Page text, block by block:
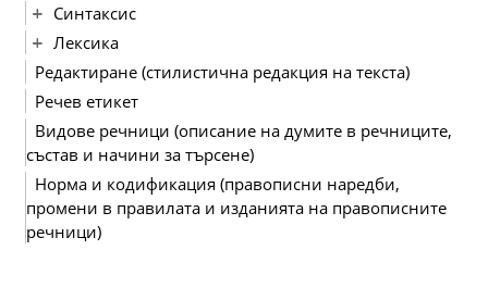
Синтаксис
Лексика
Редактиране (стилистична редакция на текста)
Речев етикет
Видове речници (описание на думите в речниците,
състав и начини за търсене)
Норма и кодификация (правописни наредби,
промени в правилата и изданията на правописните
речници)